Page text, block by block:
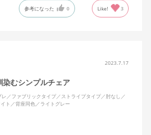
参考になった 0 Like! 3
2023.7.17
染むシンプルチェア
レ／ファブリックタイプ／ストライプタイプ／肘なし／
ト／背座同色／ライトグレー